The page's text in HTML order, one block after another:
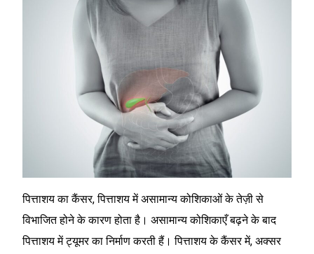
पित्ताशय का कैंसर, पित्ताशय में असामान्य कोशिकाओं के तेज़ी से
विभाजित होने के कारण होता है। असामान्य कोशिकाएँ बढ़ने के बाद
पित्ताशय में ट्यूमर का निर्माण करती हैं। पित्ताशय के कैंसर में, अक्सर